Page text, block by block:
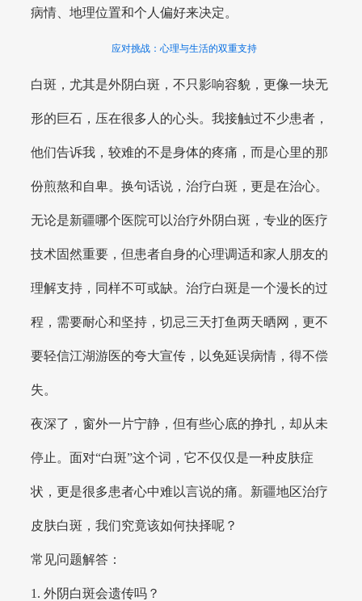
病情、地理位置和个人偏好来决定。
应对挑战：心理与生活的双重支持
白斑，尤其是外阴白斑，不只影响容貌，更像一块无
形的巨石，压在很多人的心头。我接触过不少患者，
他们告诉我，较难的不是身体的疼痛，而是心里的那
份煎熬和自卑。换句话说，治疗白斑，更是在治心。
无论是新疆哪个医院可以治疗外阴白斑，专业的医疗
技术固然重要，但患者自身的心理调适和家人朋友的
理解支持，同样不可或缺。治疗白斑是一个漫长的过
程，需要耐心和坚持，切忌三天打鱼两天晒网，更不
要轻信江湖游医的夸大宣传，以免延误病情，得不偿
失。
夜深了，窗外一片宁静，但有些心底的挣扎，却从未
停止。面对“白斑”这个词，它不仅仅是一种皮肤症
状，更是很多患者心中难以言说的痛。新疆地区治疗
皮肤白斑，我们究竟该如何抉择呢？
常见问题解答：
1. 外阴白斑会遗传吗？